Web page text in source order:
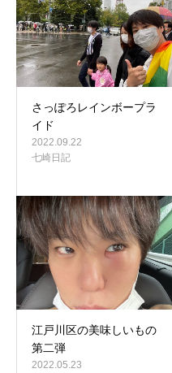
さっぽろレインボープラ
イド
2022.09.22
七崎日記
江戸川区の美味しいもの
第二弾
2022.05.23